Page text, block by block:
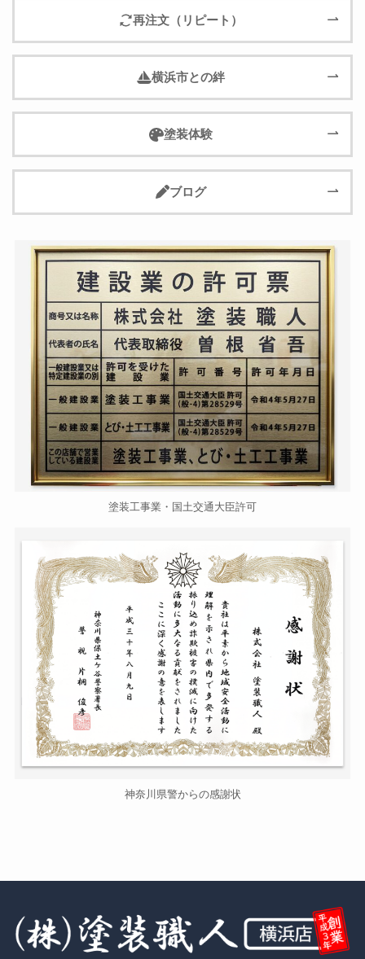
再注文（リピート）
横浜市との絆
塗装体験
ブログ
塗装工事業・国土交通大臣許可
神奈川県警からの感謝状